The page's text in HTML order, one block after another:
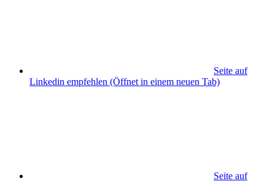
Seite auf
Linkedin empfehlen (Öffnet in einem neuen Tab)
Seite auf